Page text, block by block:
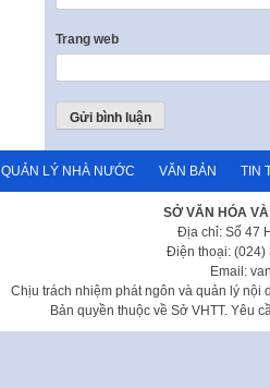
Trang web
QUẢN LÝ NHÀ NƯỚC VĂN BẢN TIN
SỞ VĂN HÓA
Địa chỉ: Số 47
Điện thoại: (024)
Email:
Chịu trách nhiệm phát ngôn và quản lý nội
Bản quyền thuộc về Sở VHTT. Yêu